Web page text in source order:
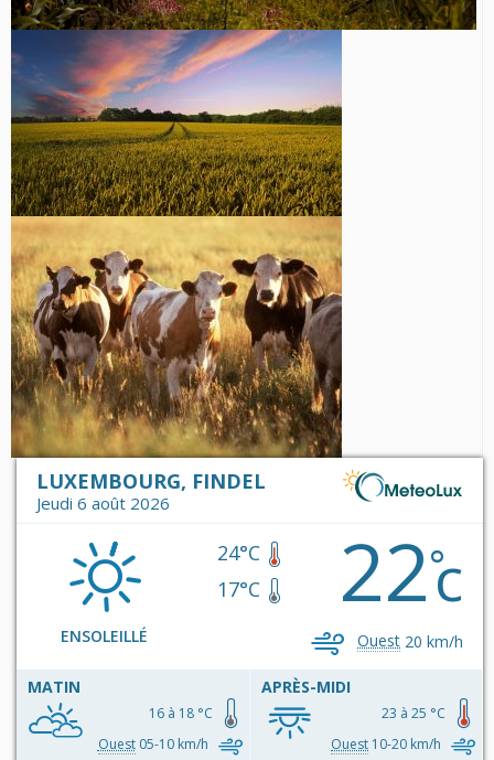
LUXEMBOURG, FINDEL
Jeudi 6 août 2026
ENSOLEILLÉ
24°C
17°C
22°c
Ouest 20 km/h
MATIN
16 à 18 °C
Ouest05-10 km/h
APRÈS-MIDI
23 à 25 °C
Ouest 10-20 km/h